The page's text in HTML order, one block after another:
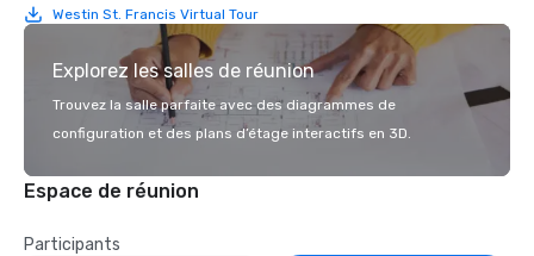
Westin St. Francis Virtual Tour
Explorez les salles de réunion
Trouvez la salle parfaite avec des diagrammes de
configuration et des plans d’étage interactifs en 3D.
Espace de réunion
Participants